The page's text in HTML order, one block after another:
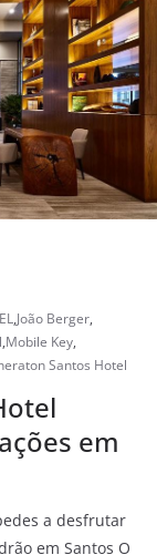
,João Berger,
,Mobile Key,
Santos Hotel
em
a desfrutar
em Santos O